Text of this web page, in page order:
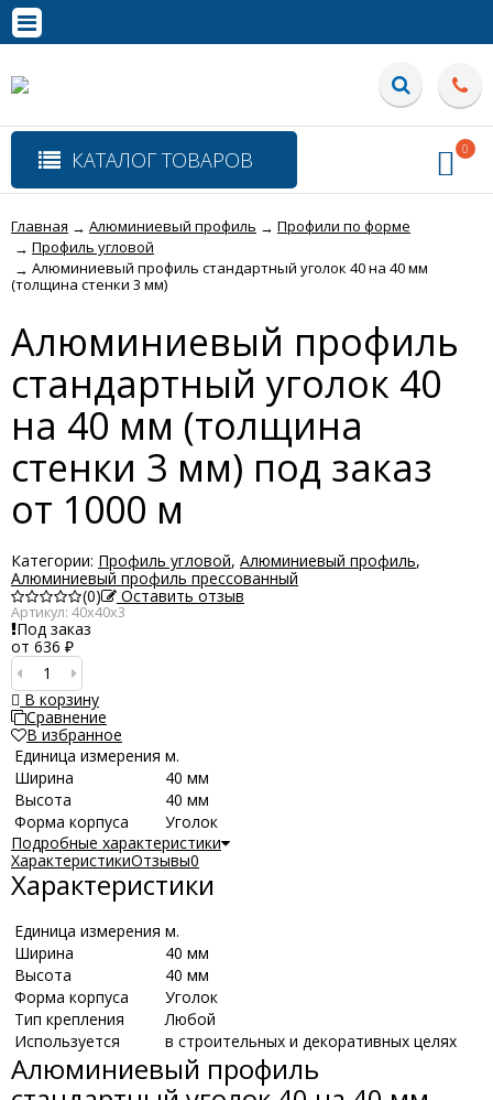
КАТАЛОГ ТОВАРОВ 0
Главная → Алюминиевый профиль → Профили по форме
→ Профиль угловой
→ Алюминиевый профиль стандартный уголок 40 на 40 мм
(толщина стенки 3 мм)
Алюминиевый профиль
стандартный уголок 40
на 40 мм (толщина
стенки 3 мм) под заказ
от 1000 м
Категории: Профиль угловой, Алюминиевый профиль,
Алюминиевый профиль прессованный
(0)
Оставить отзыв
Артикул: 40х40х3
Под заказ
от 636 ₽
В корзину
Сравнение
В избранное
Единица измерения м.
Ширина
40 мм
Высота
40 мм
Форма корпуса
Уголок
Подробные характеристики
ХарактеристикиОтзывы0
Характеристики
Единица измерения м.
Ширина
40 мм
Высота
40 мм
Форма корпуса
Уголок
Тип крепления
Любой
Используется
в строительных и декоративных целях
Алюминиевый профиль